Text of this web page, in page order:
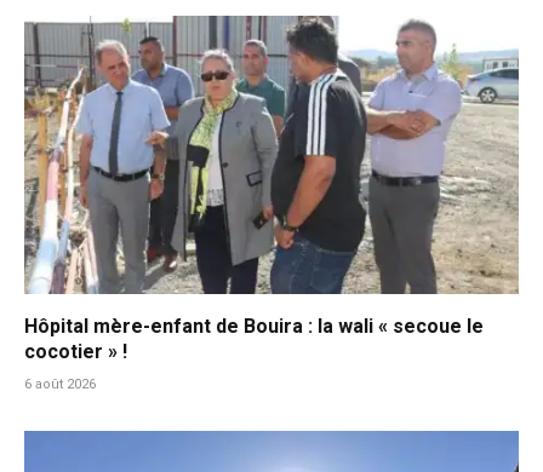
Hôpital mère-enfant de Bouira : la wali « secoue le
cocotier » !
6 août 2026